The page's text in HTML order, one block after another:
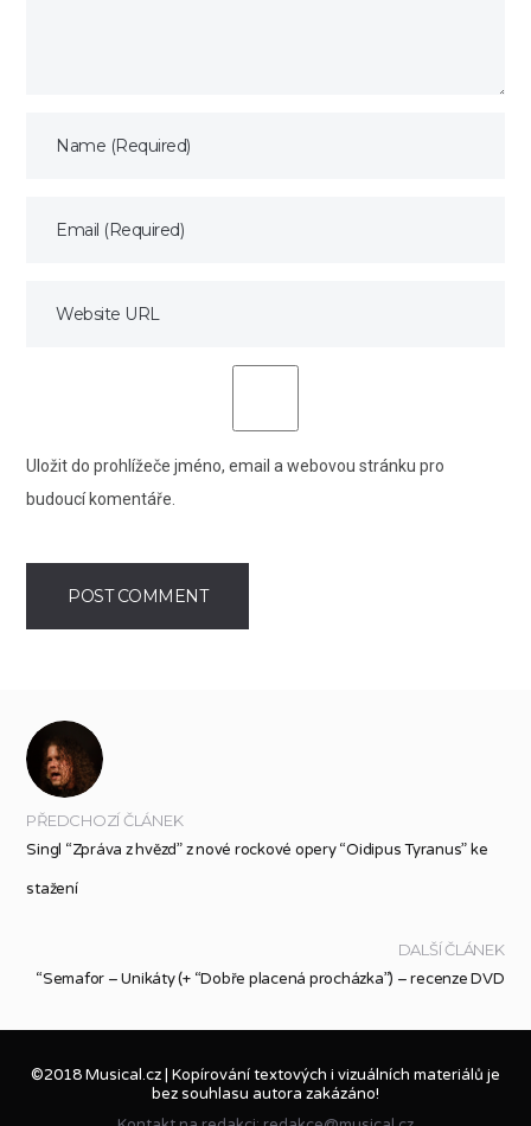
Uložit do prohlížeče jméno, email a webovou stránku pro
budoucí komentáře.
PŘEDCHOZÍ ČLÁNEK
Singl “Zpráva z hvězd” z nové rockové opery “Oidipus Tyranus” ke
stažení
DALŠÍ ČLÁNEK
“Semafor – Unikáty (+ “Dobře placená procházka”) – recenze DVD
©2018 Musical.cz | Kopírování textových i vizuálních materiálů je
bez souhlasu autora zakázáno!